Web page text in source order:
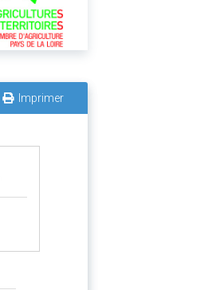
Imprimer